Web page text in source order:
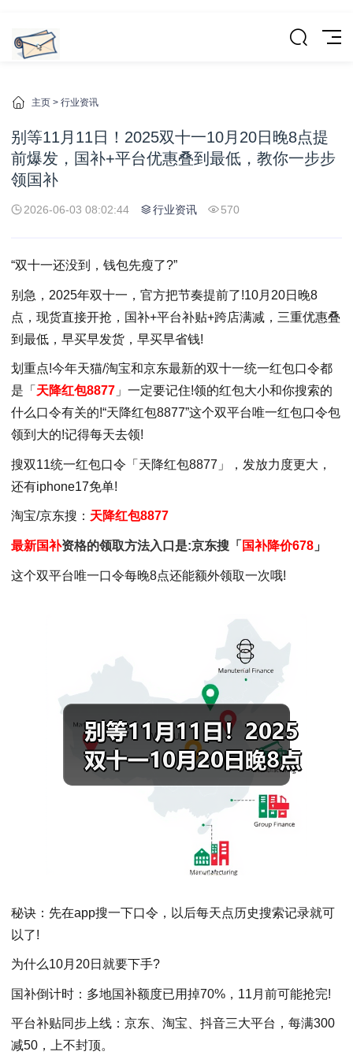
主页 > 行业资讯
别等11月11日！2025双十一10月20日晚8点提
前爆发，国补+平台优惠叠到最低，教你一步步
领国补
2026-06-03 08:02:44 行业资讯 570
“双十一还没到，钱包先瘦了?”
别急，2025年双十一，官方把节奏提前了!10月20日晚8
点，现货直接开抢，国补+平台补贴+跨店满减，三重优惠叠
到最低，早买早发货，早买早省钱!
划重点!今年天猫/淘宝和京东最新的双十一统一红包口令都
是「 天降红包8877 」一定要记住!领的红包大小和你搜索的
什么口令有关的!“天降红包8877”这个双平台唯一红包口令包
领到大的!记得每天去领!
搜双11统一红包口令「天降红包8877」，发放力度更大，
还有iphone17免单!
淘宝/京东搜： 天降红包8877
最新国补资格的领取方法入口是:京东搜「 国补降价678 」
这个双平台唯一口令每晚8点还能额外领取一次哦!
秘诀：先在app搜一下口令，以后每天点历史搜索记录就可
以了!
为什么10月20日就要下手?
国补倒计时：多地国补额度已用掉70%，11月前可能抢完!
平台补贴同步上线：京东、淘宝、抖音三大平台，每满300
减50，上不封顶。